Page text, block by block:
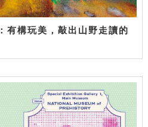
有構玩美，敲出山野走讀的